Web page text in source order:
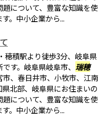
について、豊富な知識を使
。中小企業から...
穂積駅より徒歩3分、岐阜県
す。岐阜県岐阜市、 瑞穂
、春日井市、小牧市、江南
北部、岐阜県にお住まいの
について、豊富な知識を使
。中小企業から...